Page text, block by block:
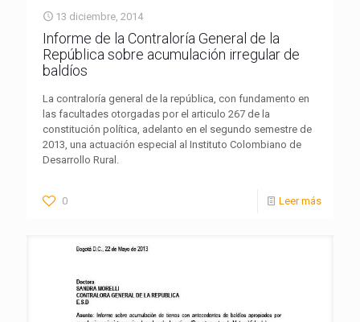
13 diciembre, 2014
Informe de la Contraloría General de la
República sobre acumulación irregular de
baldíos
La contraloría general de la república, con fundamento en
las facultades otorgadas por el articulo 267 de la
constitución política, adelanto en el segundo semestre de
2013, una actuación especial al Instituto Colombiano de
Desarrollo Rural.
0 Leer más